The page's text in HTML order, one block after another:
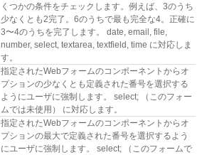
くつかの条件をチェックします。例えば、3のうち
少なくとも2完了。6のうちで最も完全な4。正確に
3〜4のうちを完了します。 date, email, file,
number, select, textarea, textfield, time に対応しま
す。
指定されたWebフォームのコンポーネントからオ
プションの少なくとも定義された番号を選択する
ようにユーザに強制します。 select; （このフォー
ムでは未使用） に対応します。
指定されたWebフォームのコンポーネントからオ
プションの最大で定義された番号を選択するよう
にユーザに強制します。 select; （このフォームで